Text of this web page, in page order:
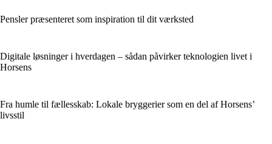
Pensler præsenteret som inspiration til dit værksted
Digitale løsninger i hverdagen – sådan påvirker teknologien livet i
Horsens
Fra humle til fællesskab: Lokale bryggerier som en del af Horsens’
livsstil